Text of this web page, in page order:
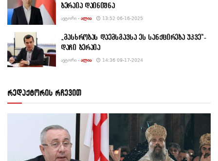
ბერაია დაინიშნა
ᲐᲕᲢᲝᲠᲘ - ᲐᲚᲘᲐ 13:52 06-16-2025
„მასხრობას დაემსგავსა ეს სანქცირება უკვე“-
დაჩი ბერაია
ᲐᲕᲢᲝᲠᲘ - ᲐᲚᲘᲐ 14:36 09-17-2024
რედაქტორის რჩევით